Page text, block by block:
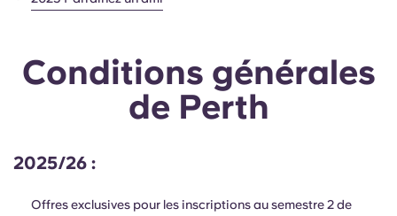
Conditions générales
de Perth
2025/26 :
Offres exclusives pour les inscriptions au semestre 2 de